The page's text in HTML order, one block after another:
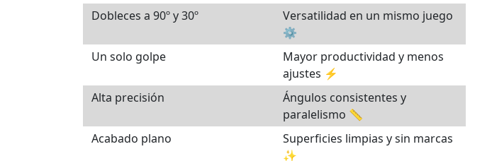
Dobleces a 90º y 30º
Versatilidad en un mismo juego
⚙️
Un solo golpe
Mayor productividad y menos
ajustes ⚡
Alta precisión
Ángulos consistentes y
paralelismo 📏
Acabado plano
Superficies limpias y sin marcas
✨